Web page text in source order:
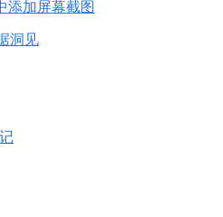
添加屏幕截图
洞见